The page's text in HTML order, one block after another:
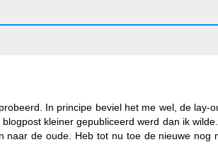
In principe beviel het me wel, de lay-
kleiner gepubliceerd werd dan ik
naar de oude. Heb tot nu toe de nieuwe nog